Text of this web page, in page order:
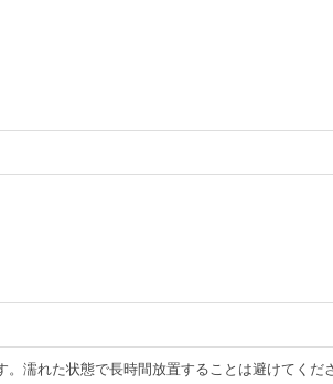
濡れた状態で長時間放置することは避けてくだ